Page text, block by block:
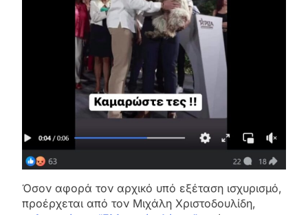
Όσον αφορά τον αρχικό υπό εξέταση ισχυρισμό,
προέρχεται από τον Μιχάλη Χριστοδουλίδη,